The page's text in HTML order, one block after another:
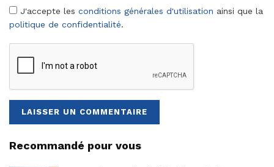
J'accepte les conditions générales d'utilisation ainsi que la
politique de confidentialité.
Recommandé pour vous